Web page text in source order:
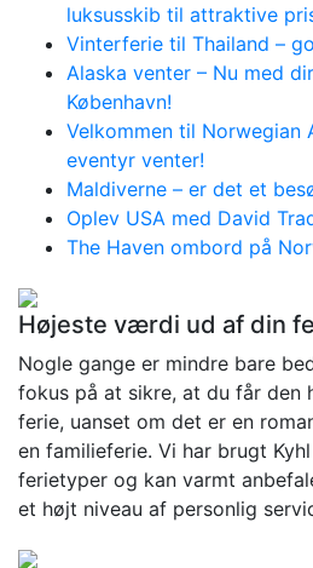
luksusskib til attraktive
Vinterferie til Thailand –
Alaska venter – Nu med
København!
Velkommen til Norwegian
eventyr venter!
Maldiverne – er det et
Oplev USA med David
The Haven ombord på
Højeste værdi ud af din
Nogle gange er mindre bare
fokus på at sikre, at du får
ferie, uanset om det er en
en familieferie. Vi har brugt
ferietyper og kan varmt
et højt niveau af personlig